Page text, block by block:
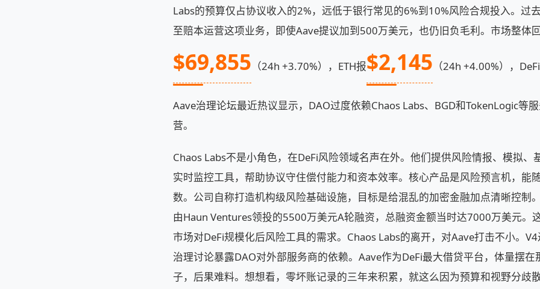
Labs的预算仅占协议收入的2%，远低于银行常见的6%到10%风险合规投入。过
至赔本运营这项业务，即使Aave提议加到500万美元，也仍旧负毛利。市场整体
$69,855 （24h +3.70%），ETH报$2,145 （24h +4.00%），
Aave治理论坛最近热议显示，DAO过度依赖Chaos Labs、BGD和TokenLogic等
营。
Chaos Labs不是小角色，在DeFi风险领域名声在外。他们提供风险情报、模拟、
实时监控工具，帮助协议守住偿付能力和资本效率。核心产品是风险预言机，能
数。公司自称打造机构级风险基础设施，目标是给混乱的加密金融加点清晰控制
由Haun Ventures领投的5500万美元A轮融资，总融资金额当时达7000万美元。
市场对DeFi规模化后风险工具的需求。Chaos Labs的离开，对Aave打击不小。V4
治理讨论暴露DAO对外部服务商的依赖。Aave作为DeFi最大借贷平台，体量摆在
子，后果难料。想想看，零坏账记录的三年来积累，就这么因为预算和视野分歧